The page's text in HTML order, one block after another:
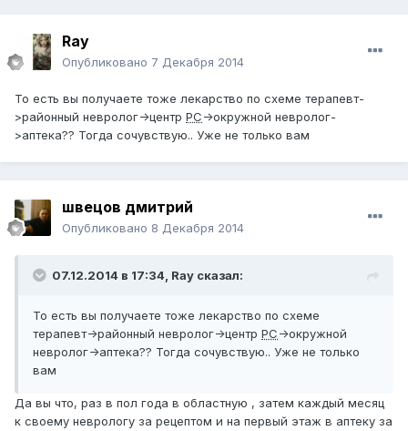
Ray
Опубликовано 7 Декабря 2014
То есть вы получаете тоже лекарство по схеме терапевт-
>районный невролог->центр РС->окружной невролог-
>аптека?? Тогда сочувствую.. Уже не только вам
швецов дмитрий
Опубликовано 8 Декабря 2014
07.12.2014 в 17:34, Ray сказал:
То есть вы получаете тоже лекарство по схеме
терапевт->районный невролог->центр РС->окружной
невролог->аптека?? Тогда сочувствую.. Уже не только
вам
Да вы что, раз в пол года в областную , затем каждый месяц
к своему неврологу за рецептом и на первый этаж в аптеку за